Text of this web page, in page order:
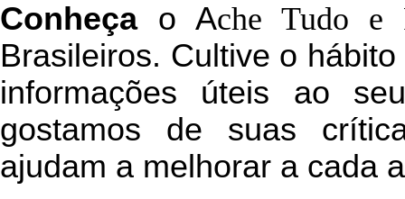
Conheçao Ache Tudo e
Brasileiros. Cultive o
informações úteis ao
gostamos de suas
ajudam a melhorar a cada